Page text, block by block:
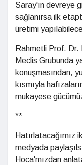
Saray'ın devreye
sağlanırsa ilk
üretimi
Rahmetli Prof. Dr.
Meclis Grubunda
konuşmasından,
kısmıyla
mukayese
**
Hatırlatacağımız
medyada
Hoca'mızdan